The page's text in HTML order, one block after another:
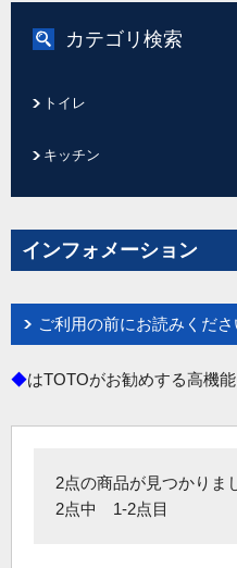
カテゴリ検索
トイレ
キッチン
インフォメーション
ご利用の前にお読みくださ
◆はTOTOがお勧めする高機
2点の商品が見つかりま
2点中 1-2点目